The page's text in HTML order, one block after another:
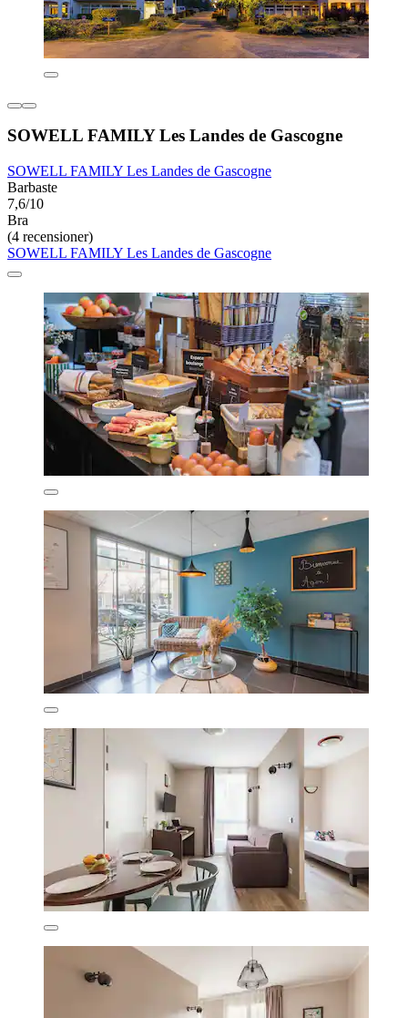
SOWELL FAMILY Les Landes de Gascogne
SOWELL FAMILY Les Landes de Gascogne
Barbaste
7,6/10
Bra
(4 recensioner)
SOWELL FAMILY Les Landes de Gascogne